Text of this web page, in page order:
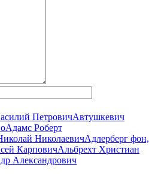
ПетровичАвтушкевич
Адамс Роберт
НиколаевичАдлерберг фон,
КарповичАльбрехт Христиан
Александрович